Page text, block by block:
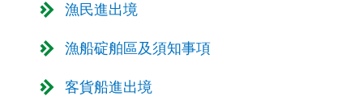
漁民進出境
漁船碇舶區及須知事項
客貨船進出境